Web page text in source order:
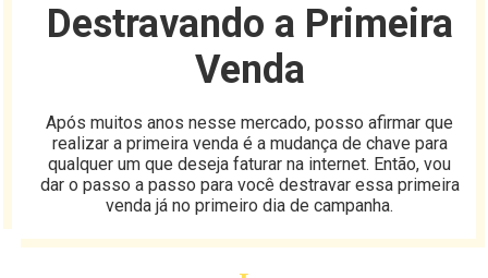
Destravando a Primeira
Venda
Após muitos anos nesse mercado, posso afirmar que
realizar a primeira venda é a mudança de chave para
qualquer um que deseja faturar na internet. Então, vou
dar o passo a passo para você destravar essa primeira
venda já no primeiro dia de campanha.